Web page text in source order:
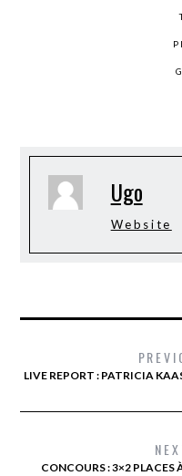
Ugo
Website
LIVE REPORT : PATRICIA
CONCOURS : 3×2 PLACES